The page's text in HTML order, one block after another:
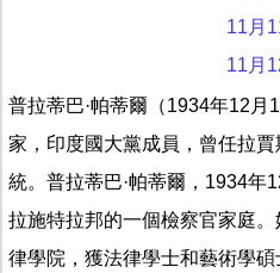
11月
11月
普拉蒂巴·帕蒂爾（1934年12月
家，印度國大黨成員，曾任拉
統。普拉蒂巴·帕蒂爾，1934年
拉施特拉邦的一個檢察官家庭
律學院，獲法律學士和藝術學